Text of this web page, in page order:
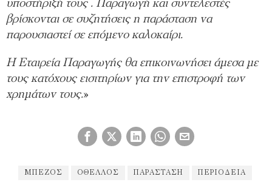
υποστήριξή τους . Παραγωγή και συντελεστές
βρίσκονται σε συζητήσεις η παράσταση να
παρουσιαστεί σε επόμενο καλοκαίρι.
Η Εταιρεία Παραγωγής θα επικοινωνήσει άμεσα με
τους κατόχους εισιτηρίων για την επιστροφή των
χρημάτων τους.»
ΜΠΈΖΟΣ ΟΘΈΛΛΟΣ ΠΑΡΆΣΤΑΣΗ ΠΕΡΙΟΔΕΊΑ